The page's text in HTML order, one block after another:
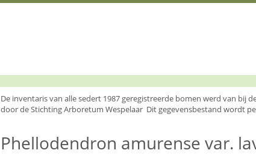
De inventaris van alle sedert 1987 geregistreerde bomen werd van bij
door de Stichting Arboretum Wespelaar Dit gegevensbestand wordt
Phellodendron amurense var.